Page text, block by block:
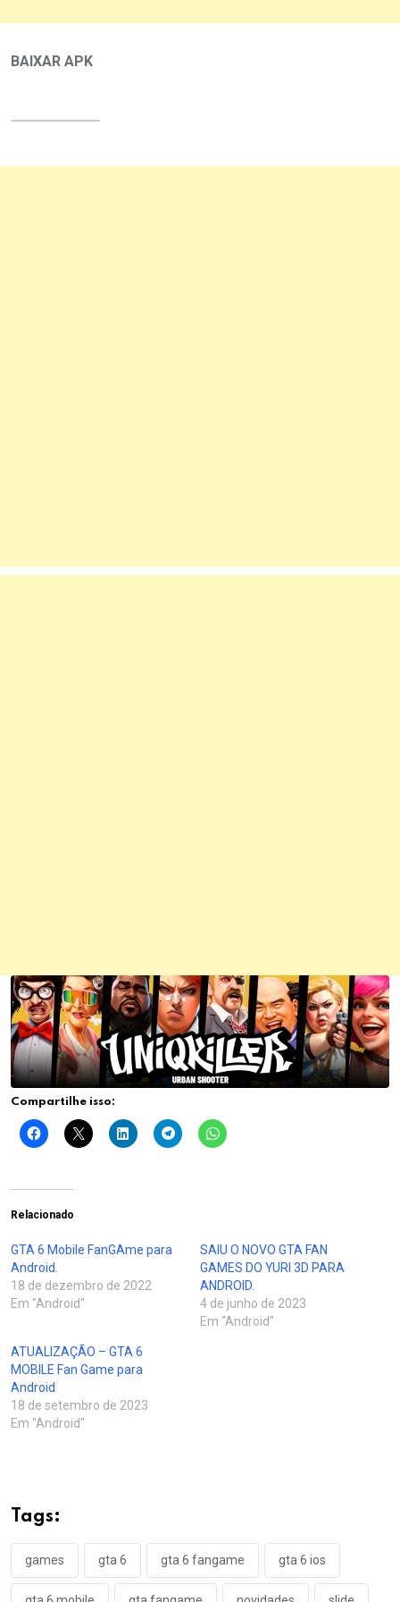
BAIXAR APK
Compartilhe isso:
Relacionado
GTA 6 Mobile FanGAme para
Android.
18 de dezembro de 2022
Em "Android"
SAIU O NOVO GTA FAN
GAMES DO YURI 3D PARA
ANDROID.
4 de junho de 2023
Em "Android"
ATUALIZAÇÃO – GTA 6
MOBILE Fan Game para
Android
18 de setembro de 2023
Em "Android"
Tags:
games gta 6 gta 6 fangame gta 6 ios